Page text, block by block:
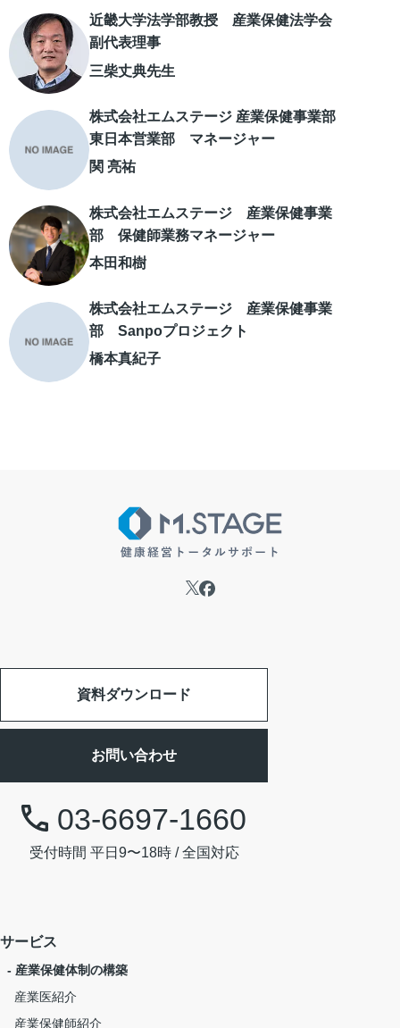
近畿大学法学部教授 産業保健法学会
副代表理事
三柴丈典先生
株式会社エムステージ 産業保健事業部
東日本営業部 マネージャー
関 亮祐
株式会社エムステージ 産業保健事業
部 保健師業務マネージャー
本田和樹
株式会社エムステージ 産業保健事業
部 Sanpoプロジェクト
橋本真紀子
サービス
- 産業保健体制の構築
産業医紹介
産業保健師紹介
資料ダウンロード
お問い合わせ
03-6697-1660
受付時間 平日9〜18時 / 全国対応